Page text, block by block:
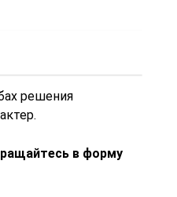
решения
в форму